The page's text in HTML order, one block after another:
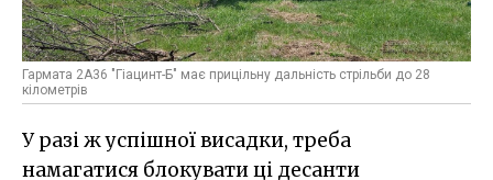
Гармата 2А36 "Гіацинт-Б" має прицільну дальність стрільби до 28
кілометрів
У разі ж успішної висадки, треба
намагатися блокувати ці десанти